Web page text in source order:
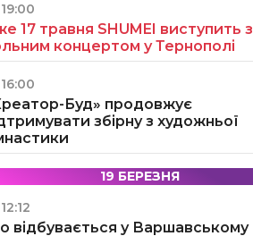
19:00
17 травня SHUMEI виступить з
концертом у Тернополі
16:00
Буд» продовжує
збірну з художньої
19 БЕРЕЗНЯ
12:12
відбувається у Варшавському